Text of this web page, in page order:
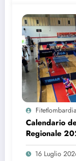
Fitetlombardia
Calendario
Regionale
candidature
16 Luglio